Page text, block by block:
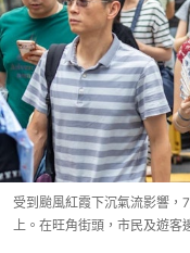
受到颱風紅霞下沉氣流影響
上。在旺角街頭，市民及遊客